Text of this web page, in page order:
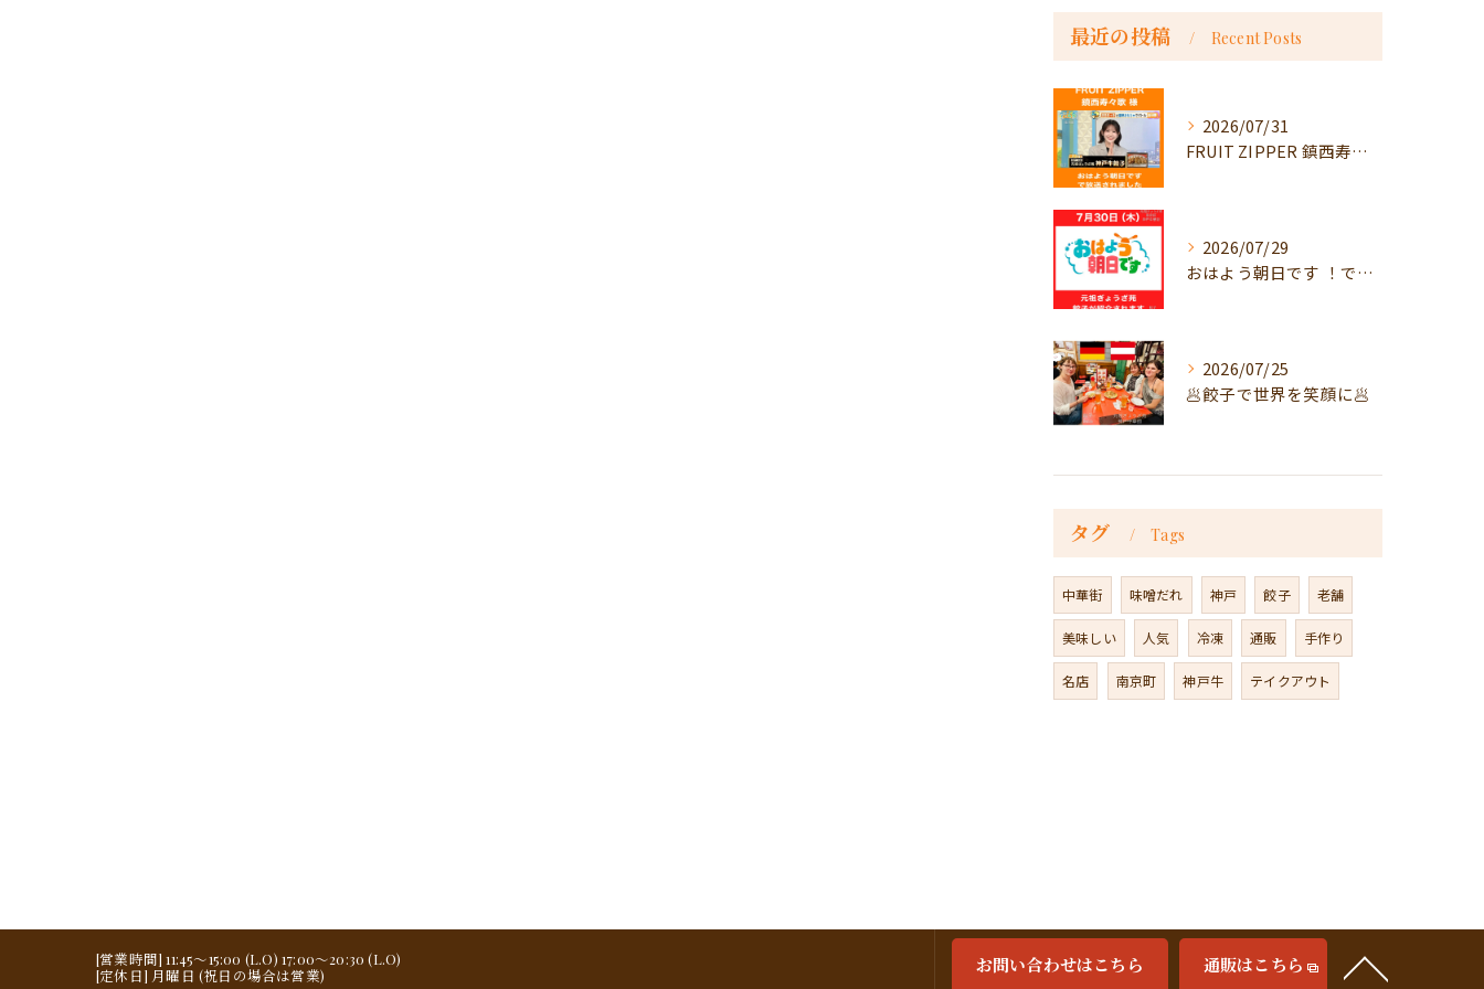
最近の投稿 Recent Posts
2026/07/31
FRUIT ZIPPER 鎮西寿々歌様が！
2026/07/29
おはよう朝日です ！で放送
2026/07/25
🥟餃子で世界を笑顔に🥟
タグ Tags
中華街 味噌だれ 神戸 餃子 老舗
美味しい 人気 冷凍 通販 手作り
名店 南京町 神戸牛 テイクアウト
[営業時間] 11:45～15:00 (L.O) 17:00～20:30 (L.O)
[定休日] 月曜日 (祝日の場合は営業)
お問い合わせはこちら 通販はこちら